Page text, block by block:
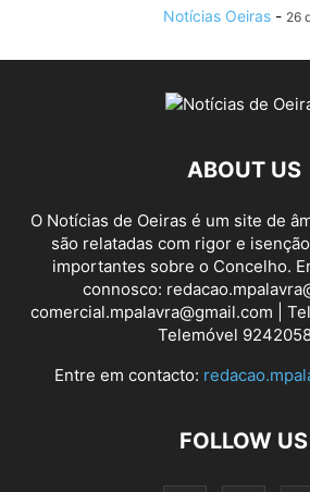
Notícias Oeiras - 26
ABOUT US
O Notícias de Oeiras é um site de
são relatadas com rigor e
importantes sobre o Concelho.
connosco:
comercial.mpalavra@gmail.com |
Telemóvel
Entre em contacto:
FOLLOW US